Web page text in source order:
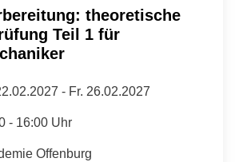
theoretische
Teil 1 für
- Fr. 26.02.2027
- 16:00 Uhr
Offenburg